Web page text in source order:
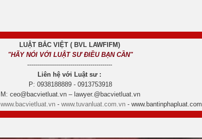
LUẬT BẮC VIỆT ( BVL LAWFIFM)
"HÃY NÓI VỚI LUẬT SƯ ĐIỀU BẠN CẦN"
-------------------------------------------
Liên hệ với Luật sư :
P: 0938188889 - 0913753918
M: ceo@bacvietluat.vn – lawyer.@bacvietluat.vn
www.bacvietluat.vn - www.tuvanluat.com.vn - www.bantinphapluat.com